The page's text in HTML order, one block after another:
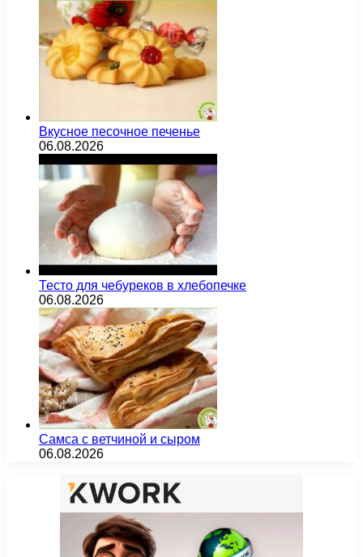
Вкусное песочное печенье
06.08.2026
Тесто для чебуреков в хлебопечке
06.08.2026
Самса с ветчиной и сыром
06.08.2026